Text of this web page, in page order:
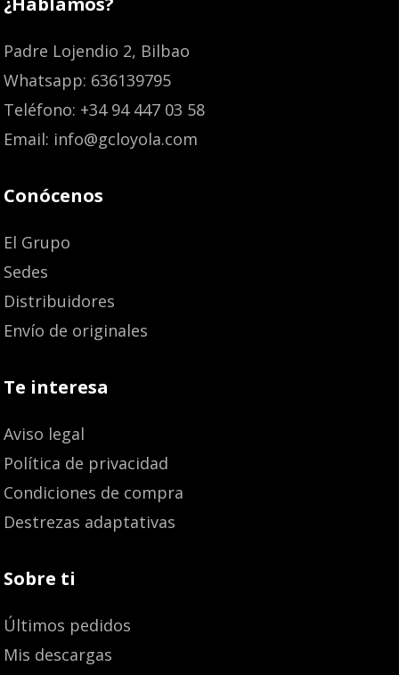
Padre Lojendio 2, Bilbao
Whatsapp: 636139795
Teléfono: +34 94 447 03 58
Email: info@gcloyola.com
Conócenos
El Grupo
Sedes
Distribuidores
Envío de originales
Te interesa
Aviso legal
Política de privacidad
Condiciones de compra
Destrezas adaptativas
Sobre ti
Últimos pedidos
Mis descargas